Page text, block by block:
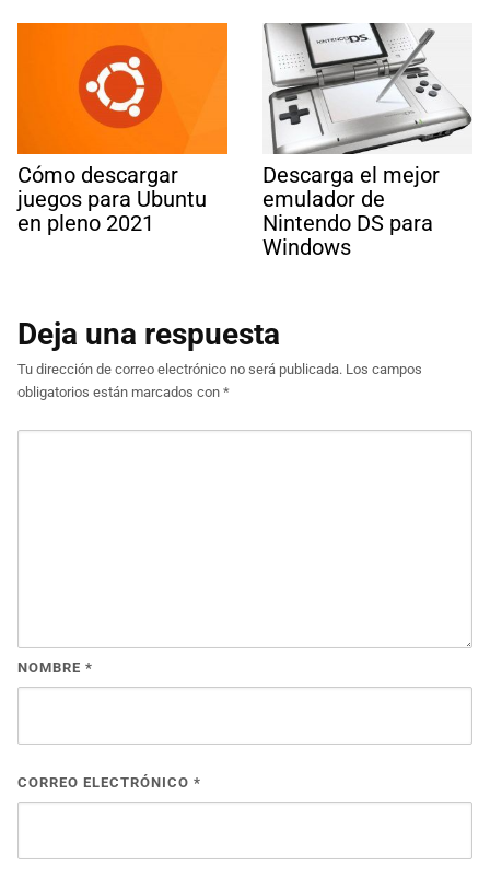
Cómo descargar
juegos para Ubuntu
en pleno 2021
Descarga el mejor
emulador de
Nintendo DS para
Windows
Deja una respuesta
Tu dirección de correo electrónico no será publicada. Los campos
obligatorios están marcados con *
NOMBRE *
CORREO ELECTRÓNICO *